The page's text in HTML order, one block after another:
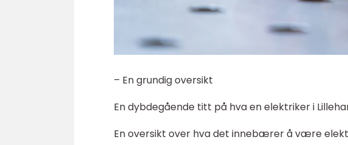
– En grundig oversikt
En dybdegående titt på hva en elektriker i
En oversikt over hva det innebærer å være